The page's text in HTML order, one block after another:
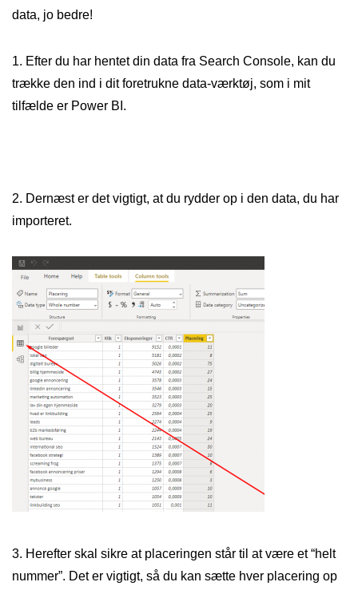
data, jo bedre!
1. Efter du har hentet din data fra Search Console, kan du
trække den ind i dit foretrukne data-værktøj, som i mit
tilfælde er Power BI.
2. Dernæst er det vigtigt, at du rydder op i den data, du har
importeret.
3. Herefter skal sikre at placeringen står til at være et “helt
nummer”. Det er vigtigt, så du kan sætte hver placering op